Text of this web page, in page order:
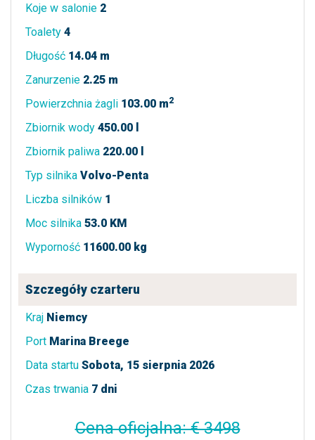
Koje w salonie 2
Toalety 4
Długość 14.04 m
Zanurzenie 2.25 m
Powierzchnia żagli 103.00 m2
Zbiornik wody 450.00 l
Zbiornik paliwa 220.00 l
Typ silnika Volvo-Penta
Liczba silników 1
Moc silnika 53.0 KM
Wyporność 11600.00 kg
Szczegóły czarteru
Kraj Niemcy
Port Marina Breege
Data startu Sobota, 15 sierpnia 2026
Czas trwania 7 dni
Cena oficjalna: € 3498